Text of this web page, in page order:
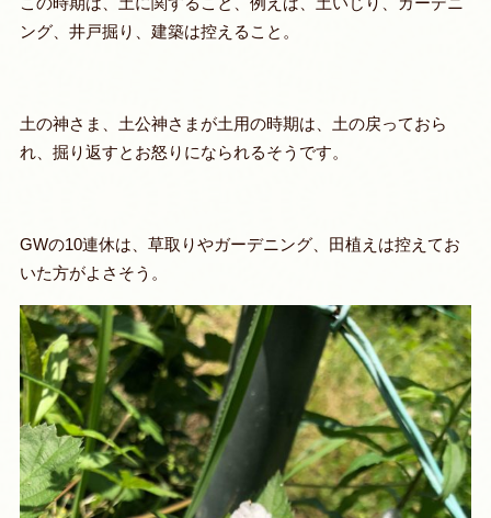
ング、井戸掘り、建築は控えること 。
土の神さま、土公神さまが土用の時期は、土の戻っておら
れ、掘り返すとお怒りになられるそうです。
GWの10連休は、草取りやガーデニング、田植えは控えてお
いた方がよさそう。